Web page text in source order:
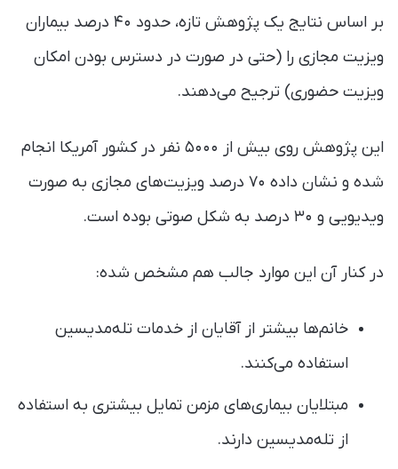
بر اساس نتایج یک پژوهش تازه‌، حدود ۴۰ درصد بیماران
ویزیت مجازی را (حتی در صورت در دسترس بودن امکان
ویزیت حضوری) ترجیح می‌دهند.
این پژوهش روی بیش از ۵۰۰۰ نفر در کشور آمریکا انجام
شده و نشان داده ۷۰ درصد ویزیت‌های مجازی به صورت
ویدیویی و ۳۰ درصد به شکل صوتی بوده است.
در کنار آن این موارد جالب هم مشخص شده:
خانم‌ها بیشتر از آقایان از خدمات تله‌مدیسین
استفاده می‌کنند.
مبتلایان بیماری‌های مزمن تمایل بیشتری به استفاده
از تله‌مدیسین دارند.